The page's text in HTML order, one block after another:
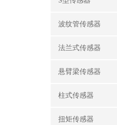
波纹管传感器
法兰式传感器
悬臂梁传感器
柱式传感器
扭矩传感器